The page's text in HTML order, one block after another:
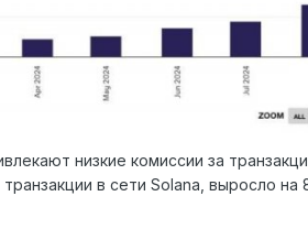
низкие комиссии за
в сети Solana, выросло на